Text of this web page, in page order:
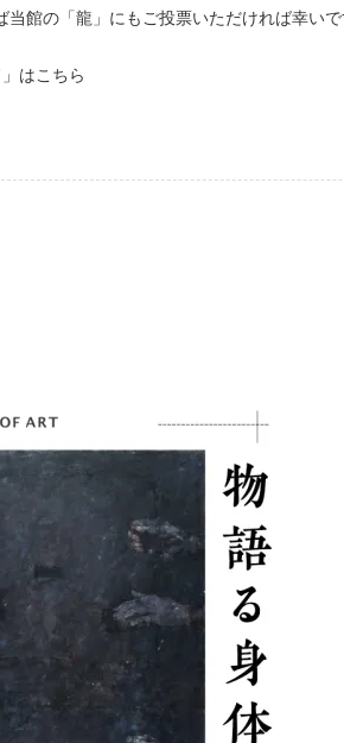
館の「龍」にもご投票いただければ幸い
はこちら